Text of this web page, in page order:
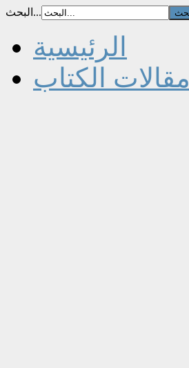
البحث...
الرئيسية
مقالات الكتاب